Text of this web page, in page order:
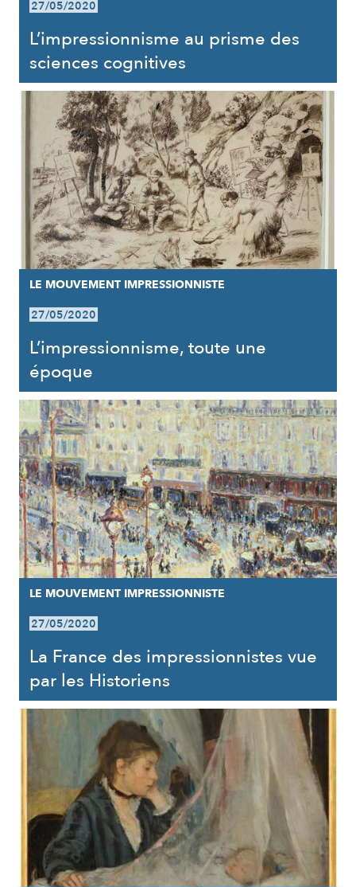
27/05/2020
L’impressionnisme au prisme des
sciences cognitives
LE MOUVEMENT IMPRESSIONNISTE
27/05/2020
L’impressionnisme, toute une
époque
LE MOUVEMENT IMPRESSIONNISTE
27/05/2020
La France des impressionnistes vue
par les Historiens